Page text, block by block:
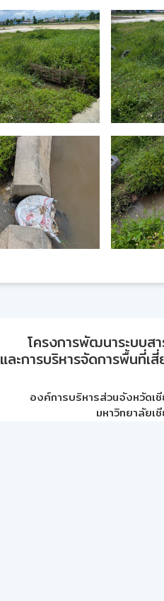
โครงการพัฒนาระบบส
และการบริหารจัดการพื้นที่เ
องค์การบริหารส่วนจังหวัดเ
มหาวิทยาลัยเ